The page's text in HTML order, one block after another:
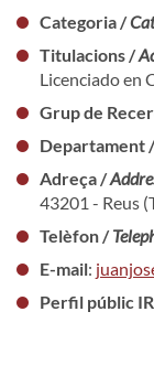
Categoria /
Titulacions /
Licenciado en
Grup de
Departament
Adreça /
43201 - Reus
Telèfon /
E-mail:
Perfil públic